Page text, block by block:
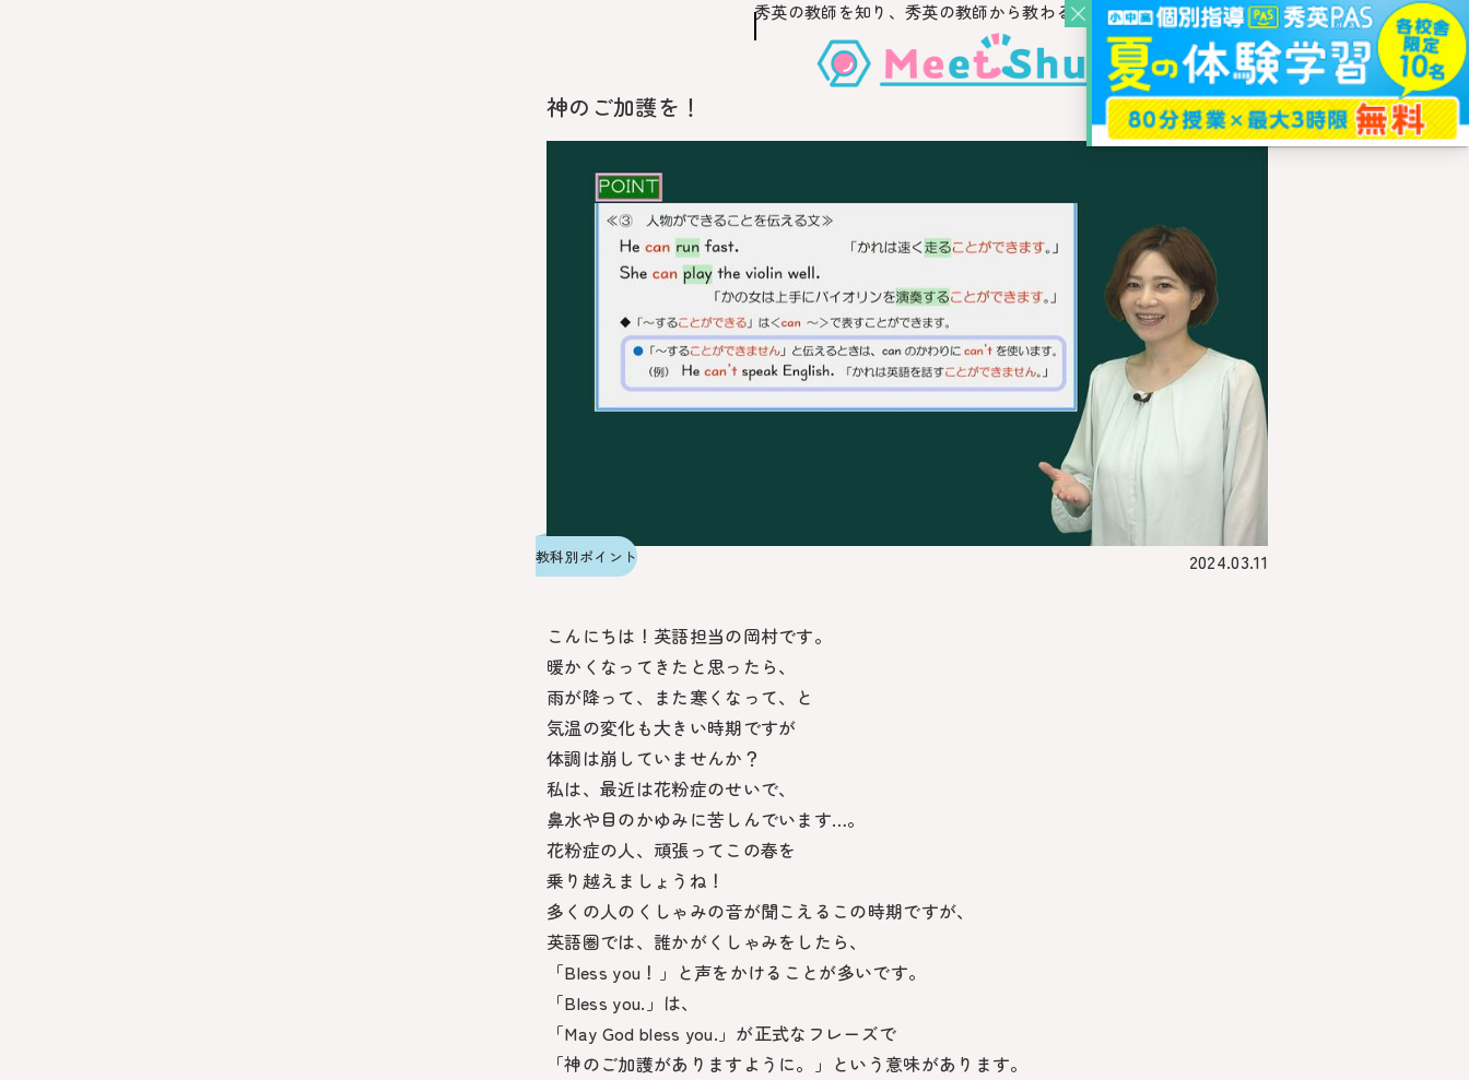
このページの本文へ移動
秀英の教師を知り、秀英の教師から教わるウェブ・メディア
神のご加護を！
教科別ポイント 2024.03.11
こんにちは！英語担当の岡村です。
暖かくなってきたと思ったら、
雨が降って、また寒くなって、と
気温の変化も大きい時期ですが
体調は崩していませんか？
私は、最近は花粉症のせいで、
鼻水や目のかゆみに苦しんでいます…。
花粉症の人、頑張ってこの春を
乗り越えましょうね！
多くの人のくしゃみの音が聞こえるこの時期ですが、
英語圏では、誰かがくしゃみをしたら、
「Bless you！」と声をかけることが多いです。
「Bless you.」は、
「May God bless you.」が正式なフレーズで
「神のご加護がありますように。」という意味があります。